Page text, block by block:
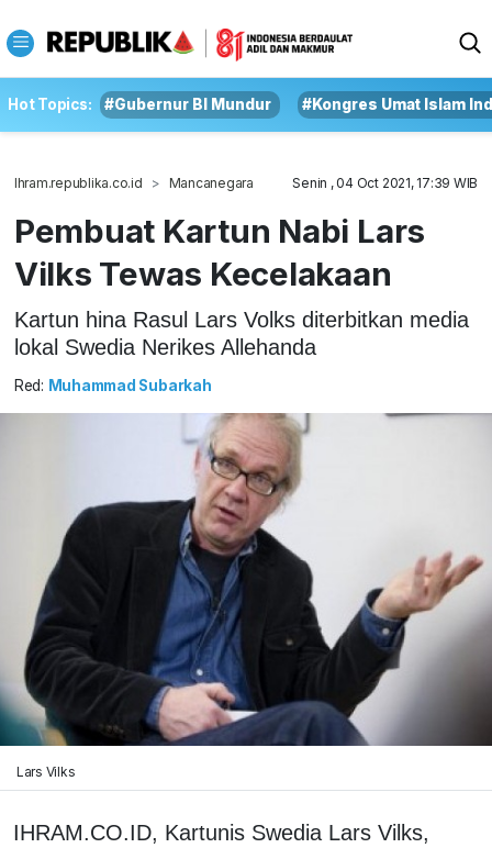
Hot Topics: #Gubernur BI Mundur #Kongres Umat Islam
Ihram.republika.co.id Mancanegara Senin , 04 Oct 2021, 17:39 WIB
Pembuat Kartun Nabi Lars
Vilks Tewas Kecelakaan
Kartun hina Rasul Lars Volks diterbitkan media
lokal Swedia Nerikes Allehanda
Red: Muhammad Subarkah
Lars Vilks
IHRAM.CO.ID, Kartunis Swedia Lars Vilks,